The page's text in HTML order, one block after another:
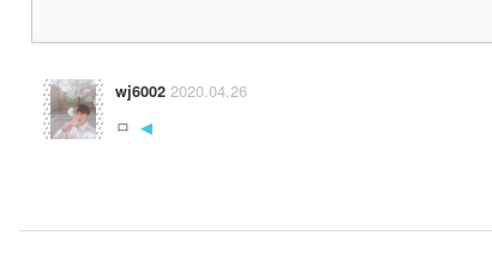
wj6002 2020.04.26
ㅁ ◀